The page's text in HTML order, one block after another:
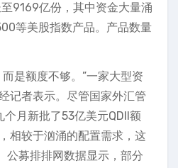
9169亿份，其中资金大量涌
等美股指数产品。产品数量
是额度不够。”一家大型资
记者表示。尽管国家外汇管
月新批了53亿美元QDII额
相较于汹涌的配置需求，这
公募排排网数据显示，部分